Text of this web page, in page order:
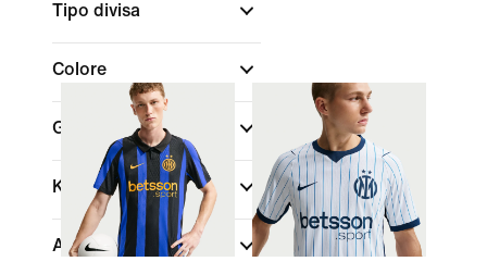
Tipo divisa
Colore
Genere
Kids
Acquista per prezzo